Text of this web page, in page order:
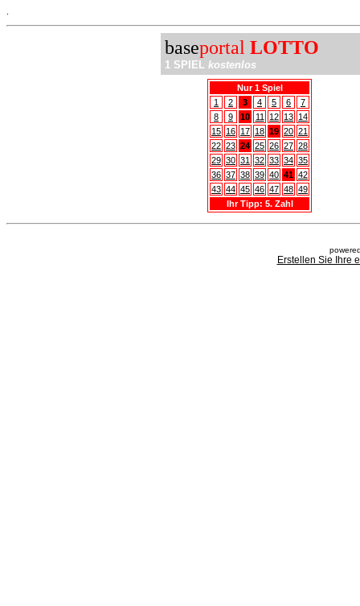
baseportal LOTTO
1 SPIEL kostenlos
Nur 1 Spiel
1
2 3 4 5 6
7
8
9 10 11 12 13 14
15 16 17 18 19 20 21
22 23 24 25 26 27 28
29 30 31 32 33 34 35
36 37 38 39 40 41 42
43 44 45 46 47 48 49
Ihr Tipp: 5. Zahl
Erstellen Sie Ihre